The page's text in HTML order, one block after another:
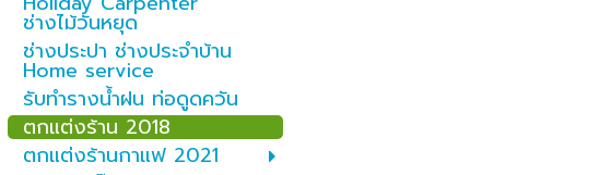
ช่างไม้วันหยุด
ช่างประปา ช่างประจำบ้าน
Home service
รับทำรางน้ำฝน ท่อดูดควัน
ตกแต่งร้าน 2018
ตกแต่งร้านกาแฟ 2021